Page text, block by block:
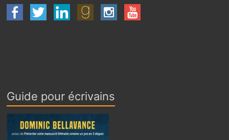
Guide pour écrivains